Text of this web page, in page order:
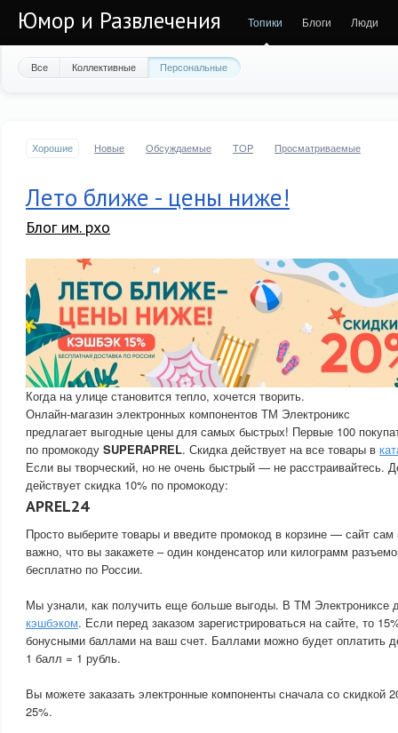
Юмор и Развлечения Топики Блоги Люди
Все Коллективные Персональные
Хорошие Новые Обсуждаемые TOP Просматриваемые
Лето ближе - цены ниже!
Блог им. pxo
Когда на улице становится тепло, хочется творить.
Онлайн-магазин электронных компонентов ТМ Электроникс
предлагает выгодные цены для самых быстрых! Первые 100
по промокоду SUPERAPREL. Скидка действует на все товары в
Если вы творческий, но не очень быстрый — не расстраивайтесь.
действует скидка 10% по промокоду:
APREL24
Просто выберите товары и введите промокод в корзине — сайт сам
важно, что вы закажете – один конденсатор или килограмм
бесплатно по России.
Мы узнали, как получить еще больше выгоды. В ТМ Электрониксе
кэшбэком. Если перед заказом зарегистрироваться на сайте, то
бонусными баллами на ваш счет. Баллами можно будет оплатить
1 балл = 1 рубль.
Вы можете заказать электронные компоненты сначала со скидкой
25%.